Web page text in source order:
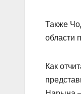
Также
области
Как